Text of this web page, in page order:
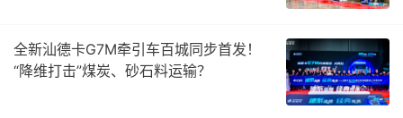
全新汕德卡G7M牵引车百城同步首发！
“降维打击”煤炭、砂石料运输？